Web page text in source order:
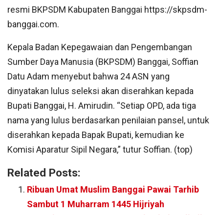
resmi BKPSDM Kabupaten Banggai https://skpsdm-
banggai.com.
Kepala Badan Kepegawaian dan Pengembangan
Sumber Daya Manusia (BKPSDM) Banggai, Soffian
Datu Adam menyebut bahwa 24 ASN yang
dinyatakan lulus seleksi akan diserahkan kepada
Bupati Banggai, H. Amirudin. “Setiap OPD, ada tiga
nama yang lulus berdasarkan penilaian pansel, untuk
diserahkan kepada Bapak Bupati, kemudian ke
Komisi Aparatur Sipil Negara,” tutur Soffian. (top)
Related Posts:
Ribuan Umat Muslim Banggai Pawai Tarhib
Sambut 1 Muharram 1445 Hijriyah